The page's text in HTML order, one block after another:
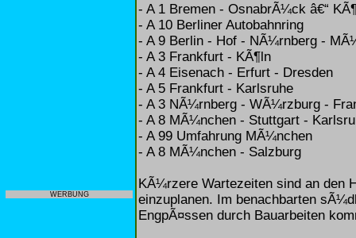
WERBUNG
- A 1 Bremen - OsnabrÃ¼ck â€“
- A 10 Berliner Autobahnring
- A 9 Berlin - Hof - NÃ¼rnberg -
- A 3 Frankfurt - KÃ¶ln
- A 4 Eisenach - Erfurt - Dresden
- A 5 Frankfurt - Karlsruhe
- A 3 NÃ¼rnberg - WÃ¼rzburg -
- A 8 MÃ¼nchen - Stuttgart -
- A 99 Umfahrung MÃ¼nchen
- A 8 MÃ¼nchen - Salzburg
KÃ¼rzere Wartezeiten sind an den
einzuplanen. Im benachbarten
EngpÃ¤ssen durch Bauarbeiten